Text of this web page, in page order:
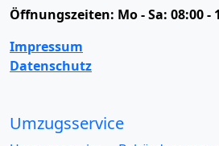
Öffnungszeiten: Mo - Sa: 08:00 -
Impressum
Datenschutz
Umzugsservice